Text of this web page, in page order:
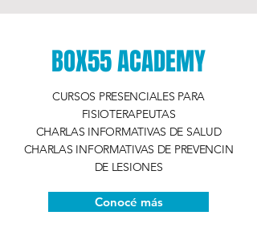
BOX55 ACADEMY
CURSOS PRESENCIALES PARA
FISIOTERAPEUTAS
CHARLAS INFORMATIVAS DE SALUD
CHARLAS INFORMATIVAS DE PREVENCIN
DE LESIONES
Conocé más